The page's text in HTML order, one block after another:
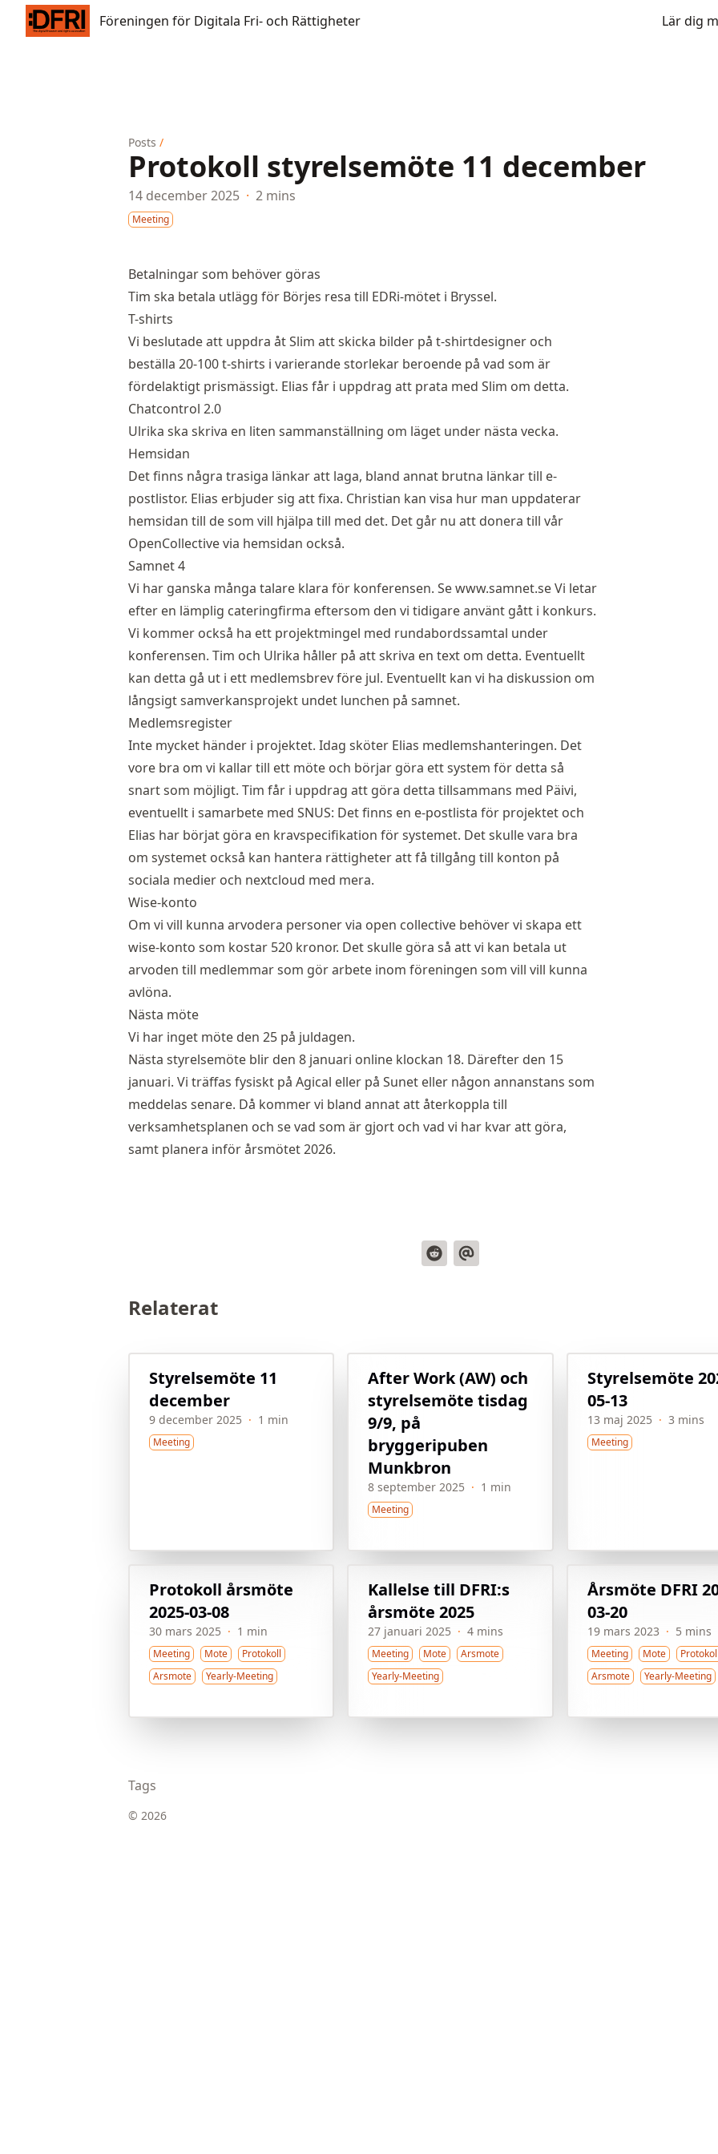
Föreningen för Digitala Fri- och Rättigheter
Föreningen för Digitala Fri- och Rättigheter Lär dig
Posts /
Protokoll styrelsemöte 11 december
14 december 2025 · 2 mins
Meeting
Betalningar som behöver göras
Tim ska betala utlägg för Börjes resa till EDRi-mötet i Bryssel.
T-shirts
Vi beslutade att uppdra åt Slim att skicka bilder på t-shirtdesigner och
beställa 20-100 t-shirts i varierande storlekar beroende på vad som är
fördelaktigt prismässigt. Elias får i uppdrag att prata med Slim om detta.
Chatcontrol 2.0
Ulrika ska skriva en liten sammanställning om läget under nästa vecka.
Hemsidan
Det finns några trasiga länkar att laga, bland annat brutna länkar till e-
postlistor. Elias erbjuder sig att fixa. Christian kan visa hur man uppdaterar
hemsidan till de som vill hjälpa till med det. Det går nu att donera till vår
OpenCollective via hemsidan också.
Samnet 4
Vi har ganska många talare klara för konferensen. Sewww.samnet.seVi letar
efter en lämplig cateringfirma eftersom den vi tidigare använt gått i konkurs.
Vi kommer också ha ett projektmingel med rundabordssamtal under
konferensen. Tim och Ulrika håller på att skriva en text om detta. Eventuellt
kan detta gå ut i ett medlemsbrev före jul. Eventuellt kan vi ha diskussion om
långsigt samverkansprojekt undet lunchen på samnet.
Medlemsregister
Inte mycket händer i projektet. Idag sköter Elias medlemshanteringen. Det
vore bra om vi kallar till ett möte och börjar göra ett system för detta så
snart som möjligt. Tim får i uppdrag att göra detta tillsammans med Päivi,
eventuellt i samarbete med SNUS: Det finns en e-postlista för projektet och
Elias har börjat göra en kravspecifikation för systemet. Det skulle vara bra
om systemet också kan hantera rättigheter att få tillgång till konton på
sociala medier och nextcloud med mera.
Wise-konto
Om vi vill kunna arvodera personer via open collective behöver vi skapa ett
wise-konto som kostar 520 kronor. Det skulle göra så att vi kan betala ut
arvoden till medlemmar som gör arbete inom föreningen som vill vill kunna
avlöna.
Nästa möte
Vi har inget möte den 25 på juldagen.
Nästa styrelsemöte blir den 8 januari online klockan 18. Därefter den 15
januari. Vi träffas fysiskt på Agical eller på Sunet eller någon annanstans som
meddelas senare. Då kommer vi bland annat att återkoppla till
verksamhetsplanen och se vad som är gjort och vad vi har kvar att göra,
samt planera inför årsmötet 2026.
Relaterat
Styrelsemöte 11
december
9 december 2025 · 1 min
Meeting
After Work (AW) och
styrelsemöte tisdag
9/9, på
bryggeripuben
Munkbron
8 september 2025 · 1 min
Meeting
Styrelsemöte
05-13
13 maj 2025 · 3 mins
Meeting
Protokoll årsmöte
2025-03-08
30 mars 2025 · 1 min
Meeting Mote
Protokoll
Arsmote
Yearly-Meeting
Kallelse till DFRI:s
årsmöte 2025
27 januari 2025 · 4 mins
Meeting Mote
Arsmote
Yearly-Meeting
Årsmöte DFRI
03-20
19 mars 2023 · 5 mins
Meeting Mote
Arsmote
Yearly-Meeting
Tags
© 2026